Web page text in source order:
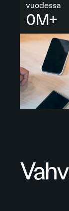
vuodessa
0.8M+